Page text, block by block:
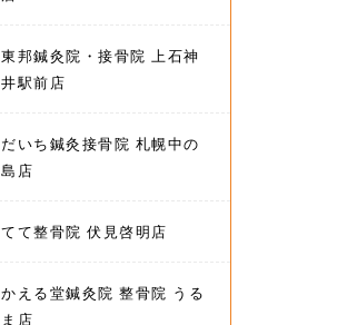
東邦鍼灸院・接骨院 上石神
井駅前店
だいち鍼灸接骨院 札幌中の
島店
てて整骨院 伏見啓明店
かえる堂鍼灸院 整骨院 うる
ま店